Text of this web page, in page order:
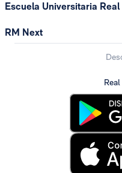
Escuela Universitaria
RM Next